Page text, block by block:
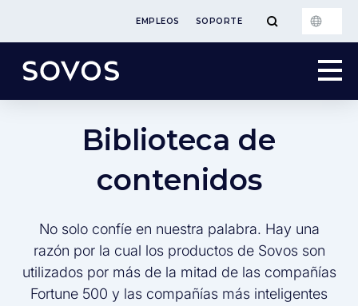
EMPLEOS SOPORTE
Biblioteca de
contenidos
No solo confíe en nuestra palabra. Hay una
razón por la cual los productos de Sovos son
utilizados por más de la mitad de las compañías
Fortune 500 y las compañías más inteligentes